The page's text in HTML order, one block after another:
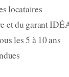
locataires
et du garant
les 5 à 10 ans